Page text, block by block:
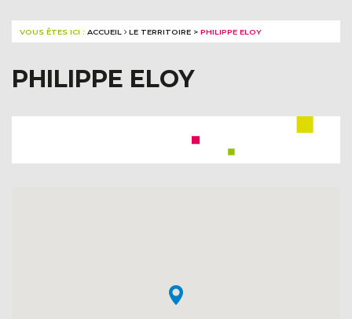
VOUS ÊTES ICI : ACCUEIL LE TERRITOIRE > PHILIPPE ELOY
PHILIPPE ELOY